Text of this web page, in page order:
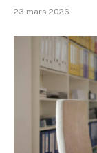
23 mars 2026